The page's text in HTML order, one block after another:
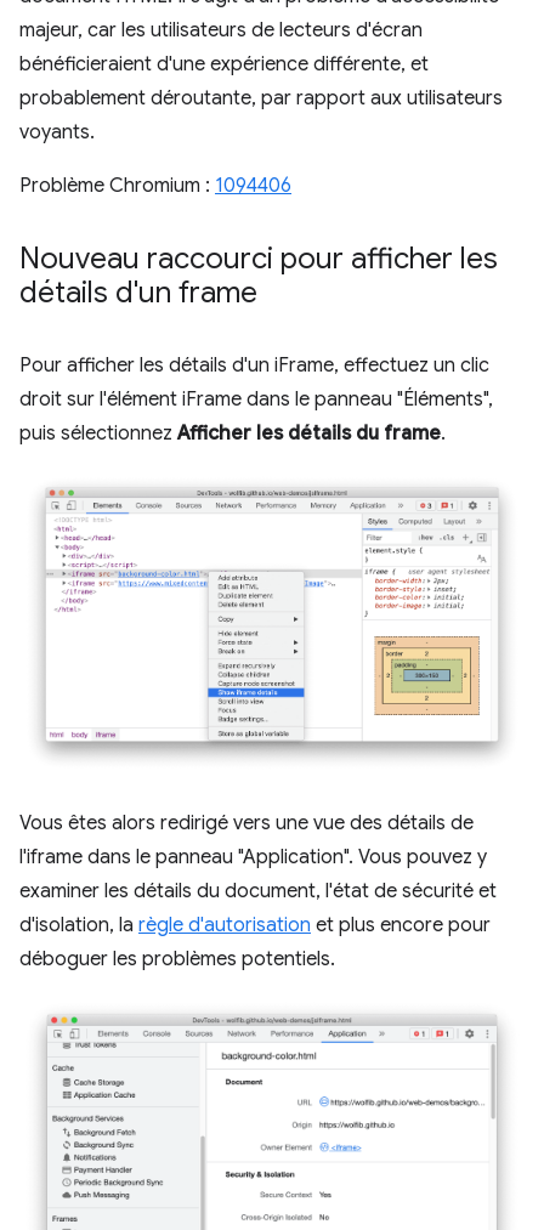
majeur, car les utilisateurs de lecteurs d'écran
bénéficieraient d'une expérience différente, et
probablement déroutante, par rapport aux utilisateurs
voyants.
Problème Chromium : 1094406
Nouveau raccourci pour afficher les
détails d'un frame
Pour afficher les détails d'un iFrame, effectuez un clic
droit sur l'élément iFrame dans le panneau "Éléments",
puis sélectionnezAfficher les détails du frame.
Vous êtes alors redirigé vers une vue des détails de
l'iframe dans le panneau "Application". Vous pouvez y
examiner les détails du document, l'état de sécurité et
d'isolation, la règle d'autorisation et plus encore pour
déboguer les problèmes potentiels.